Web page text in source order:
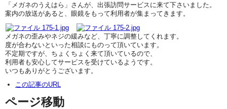
「メガネのうえはら」さんが、出張訪問サービスに来て下さいました。
案内の放送があると、眼鏡をもって利用者が集まってきます。
メガネの歪みやネジの緩みなど、丁寧に調整してくれます。
度が合わないといった相談にものって頂いています。
不定期ですが、ちょくちょく来て頂いているので、
利用者も安心してサービスを受けているようです。
いつもありがとうございます。
この記事のURL
ページ移動